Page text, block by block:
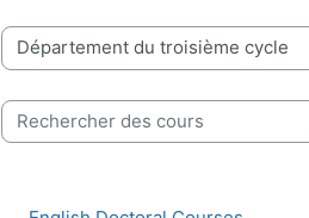
Catégories de cours
Rechercher des cours